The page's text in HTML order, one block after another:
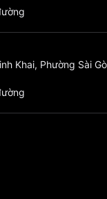
Khai, Phường Sài